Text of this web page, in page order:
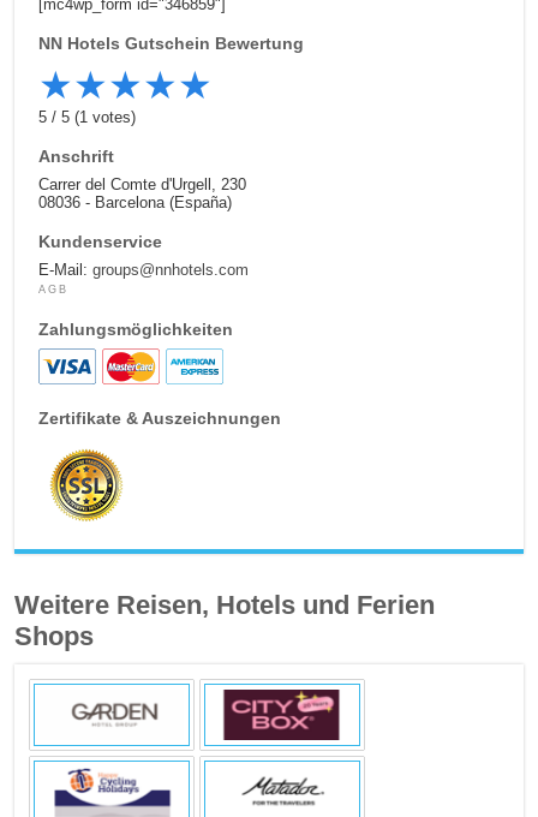
[mc4wp_form id="346859"]
NN Hotels Gutschein Bewertung
★★★★★
5/5 (1 votes)
Anschrift
Carrer del Comte d'Urgell, 230
08036 - Barcelona (España)
Kundenservice
E-Mail:groups@nnhotels.com
AGB
Zahlungsmöglichkeiten
Zertifikate & Auszeichnungen
Weitere Reisen, Hotels und Ferien
Shops